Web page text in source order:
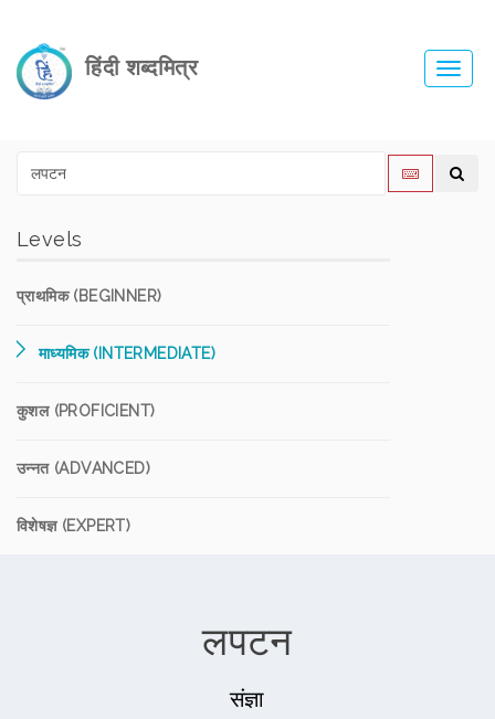
हिंदी शब्दमित्र
Levels
प्राथमिक (BEGINNER)
माध्यमिक (INTERMEDIATE)
कुशल (PROFICIENT)
उन्नत (ADVANCED)
विशेषज्ञ (EXPERT)
लपटन
संज्ञा